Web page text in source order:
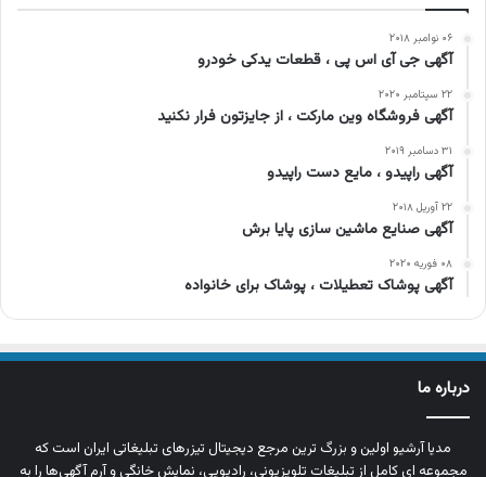
۰۶ نوامبر ۲۰۱۸
آگهی جی آی اس پی ، قطعات یدکی خودرو
۲۲ سپتامبر ۲۰۲۰
آگهی فروشگاه وین مارکت ، از جایزتون فرار نکنید
۳۱ دسامبر ۲۰۱۹
آگهی راپیدو ، مایع دست راپیدو
۲۲ آوریل ۲۰۱۸
آگهی صنایع ماشین سازی پایا برش
۰۸ فوریه ۲۰۲۰
آگهی پوشاک تعطیلات ، پوشاک برای خانواده
درباره ما
مدیا آرشیو اولین و بزرگ‌ ترین مرجع دیجیتال تیزرهای تبلیغاتی ایران است که
مجموعه‌ ای کامل از تبلیغات تلویزیونی، رادیویی، نمایش خانگی و آرم‌ آگهی‌ها را به‌